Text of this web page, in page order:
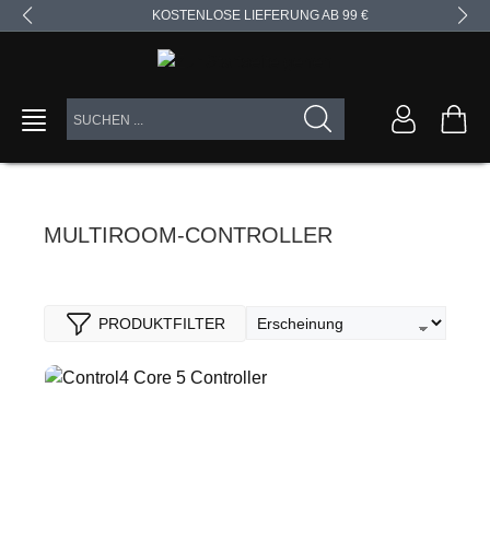
springen KOSTENLOSE LIEFERUNG AB 99 €
MULTIROOM-CONTROLLER
PRODUKTFILTER